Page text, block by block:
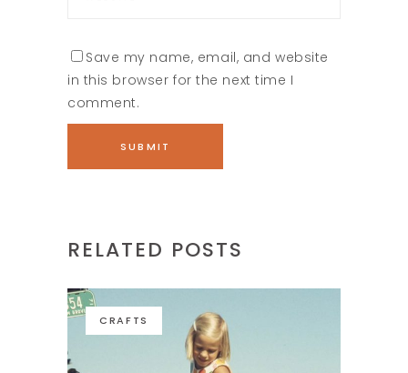
Save my name, email, and website
in this browser for the next time I
comment.
RELATED POSTS
CRAFTS